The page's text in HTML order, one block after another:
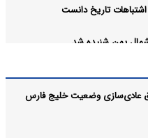
تاریخ دانست
یمن شنیده شد
عادی‌سازی وضعیت خلیج‌ فارس